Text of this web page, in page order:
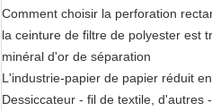
Comment choisir la perforation
la ceinture de filtre de polyester est
minéral d'or de séparation
L'industrie-papier de papier réduit
Dessiccateur - fil de textile, d'autres